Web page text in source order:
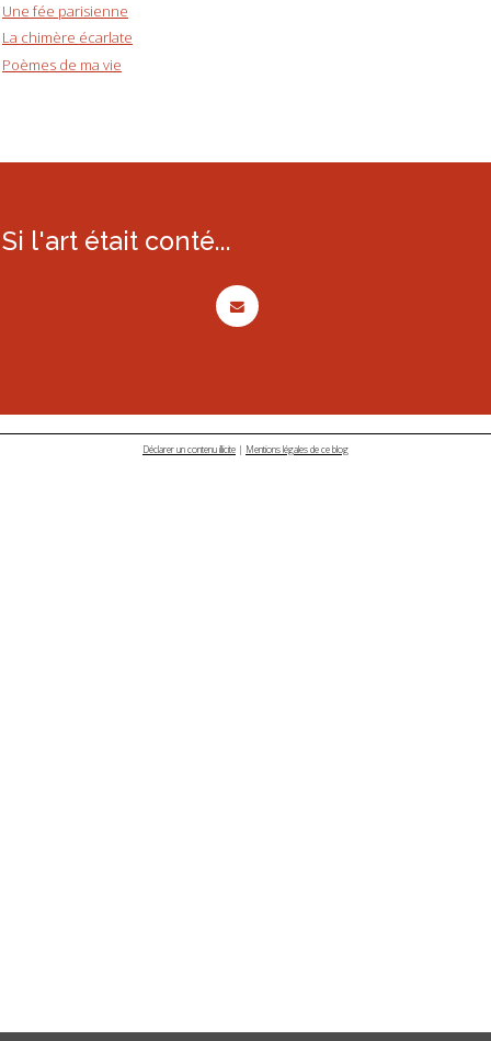
Une fée parisienne
La chimère écarlate
Poèmes de ma vie
Si l'art était conté...
Déclarer un contenu illicite | Mentions légales de ce blog